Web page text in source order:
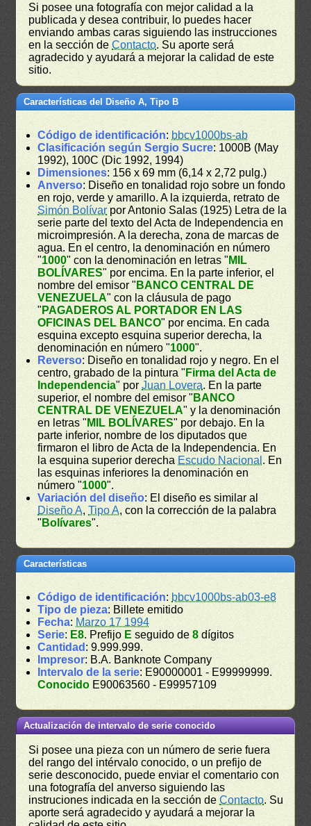
Si posee una fotografía con mejor calidad a la
publicada y desea contribuir, lo puedes hacer
enviando ambas caras siguiendo las instrucciones
en la sección deContacto. Su aporte será
agradecido y ayudará a mejorar la calidad de este
sitio.
Características del Diseño A, Tipo B
Código de identificación: bbcv1000bs-ab
Clasificación según Sergio Sucre: 1000B (May
1992), 100C (Dic 1992, 1994)
Dimensiones: 156 x 69 mm (6,14 x 2,72 pulg.)
Anverso: Diseño en tonalidad rojo sobre un fondo
en rojo, verde y amarillo. A la izquierda, retrato de
Simón Bolívarpor Antonio Salas (1925) Letra de la
serie parte del texto del Acta de Independencia en
microimpresión. A la derecha, zona de marcas de
agua. En el centro, la denominación en número
"1000" con la denominación en letras " MIL
BOLÍVARES" por encima. En la parte inferior, el
nombre del emisor " BANCO CENTRAL DE
VENEZUELA" con la cláusula de pago
" PAGADEROS AL PORTADOR EN LAS
OFICINAS DEL BANCO" por encima. En cada
esquina excepto esquina superior derecha, la
denominación en número "1000".
Reverso: Diseño en tonalidad rojo y negro. En el
centro, grabado de la pintura " Firma del Acta de
Independencia" porJuan Lovera. En la parte
superior, el nombre del emisor " BANCO
CENTRAL DE VENEZUELA" y la denominación
en letras " MIL BOLÍVARES" por debajo. En la
parte inferior, nombre de los diputados que
firmaron el libro de Acta de la Independencia. En
la esquina superior derecha Escudo Nacional . En
las esquinas inferiores la denominación en
número "1000".
Variación del diseño: El diseño es similar al
Diseño A,Tipo A, con la corrección de la palabra
" Bolívares".
Características
Código de identificación: bbcv1000bs-ab03-e8
Tipo de pieza: Billete emitido
Fecha: Marzo 17 1994
Serie: E8. Prefijo E seguido de8 dígitos
Cantidad : 9.999.999.
Impresor: B.A. Banknote Company
Intervalo de la serie: E90000001 - E99999999.
Conocido E90063560 - E99957109
Actualización de intervalo de serie conocido
Si posee una pieza con un número de serie fuera
del rango del intérvalo conocido, o un prefijo de
serie desconocido, puede enviar el comentario con
una fotografía del anverso siguiendo las
instruciones indicada en la sección deContacto. Su
aporte será agradecido y ayudará a mejorar la